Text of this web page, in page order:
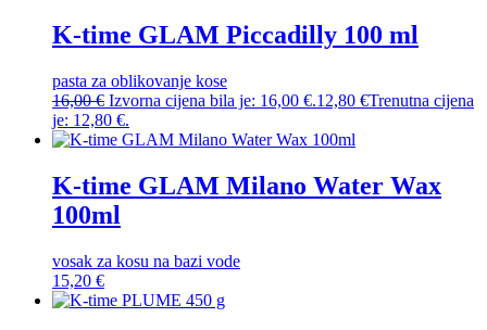
K-time GLAM Piccadilly 100 ml
pasta za oblikovanje kose
16,00€ Izvorna cijena bila je: 16,00 €.12,80 €Trenutna cijena
je: 12,80 €.
K-time GLAM Milano Water Wax
100ml
vosak za kosu na bazi vode
15,20 €